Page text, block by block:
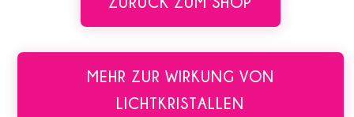
MEHR ZUR WIRKUNG VON
LICHTKRISTALLEN